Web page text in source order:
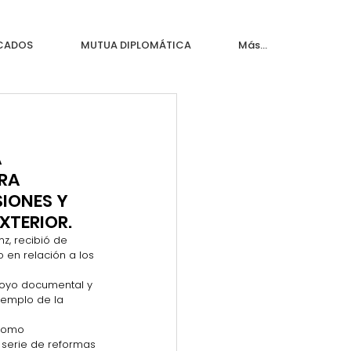
MUTUA DIPLOMÁTICA Más...
Y
recibió de
en relación a los
documental y
de la
de reformas